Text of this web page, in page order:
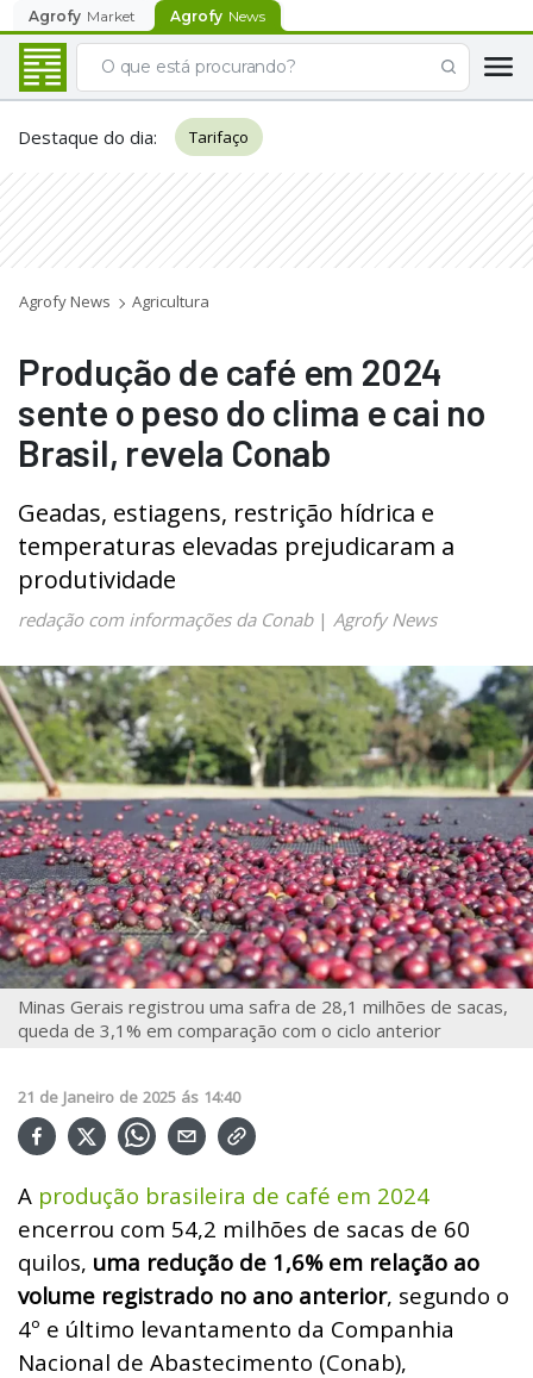
Agrofy Market Agrofy News
Destaque do dia: Tarifaço
Agrofy News Agricultura
Produção de café em 2024
sente o peso do clima e cai no
Brasil, revela Conab
Geadas, estiagens, restrição hídrica e
temperaturas elevadas prejudicaram a
produtividade
redação com informações da Conab| Agrofy News
Minas Gerais registrou uma safra de 28,1 milhões de sacas,
queda de 3,1% em comparação com o ciclo anterior
21 de Janeiro de 2025 ás 14:40
A produção brasileira de café em 2024
encerrou com 54,2 milhões de sacas de 60
quilos, uma redução de 1,6% em relação ao
volume registrado no ano anterior, segundo o
4º e último levantamento da Companhia
Nacional de Abastecimento (Conab),